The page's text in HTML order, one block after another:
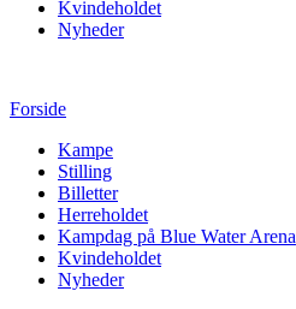
Kvindeholdet
Nyheder
Forside
Kampe
Stilling
Billetter
Herreholdet
Kampdag på Blue Water Arena
Kvindeholdet
Nyheder